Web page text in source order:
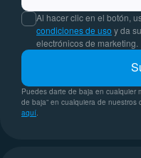
Al hacer clic en el botón,
condiciones de uso y da
electrónicos de marketing.
Puedes darte de baja en cualquier
de baja” en cualquiera de nuestros
aquí.